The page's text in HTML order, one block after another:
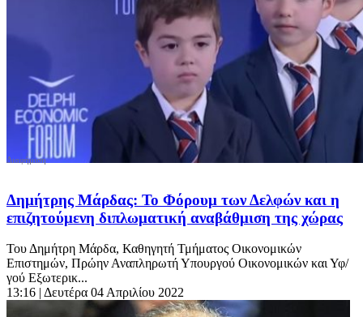
Δημήτρης Μάρδας: Το Φόρουμ των Δελφών και η
επιζητούμενη διπλωματική αναβάθμιση της χώρας
Του Δημήτρη Μάρδα, Καθηγητή Τμήματος Οικονομικών
Επιστημών, Πρώην Αναπληρωτή Υπουργού Οικονομικών και Υφ/
γού Εξωτερικ...
13:16 | Δευτέρα 04 Απριλίου 2022